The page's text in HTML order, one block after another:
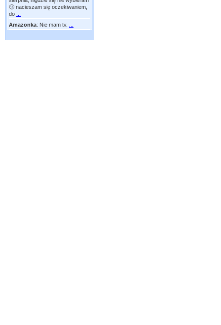
🙂 nacieszam się oczekiwaniem,
do
Amazonka: Nie mam tv.